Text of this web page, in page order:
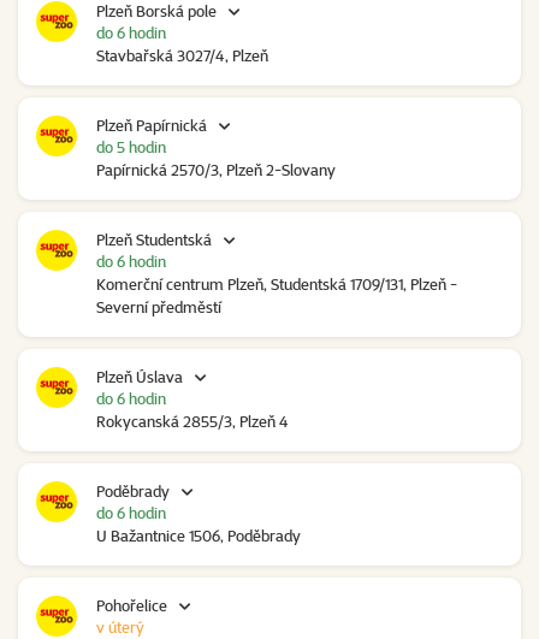
Plzeň Borská pole
Stavbařská 3027/4, Plzeň
do 6 hodin
Plzeň Papírnická
Papírnická 2570/3, Plzeň 2-Slovany
do 5 hodin
Plzeň Studentská
Komerční centrum Plzeň, Studentská 1709/131, Plzeň -
Severní předměstí
do 6 hodin
Plzeň Úslava
Rokycanská 2855/3, Plzeň 4
do 6 hodin
Poděbrady
U Bažantnice 1506, Poděbrady
do 6 hodin
Pohořelice
v úterý